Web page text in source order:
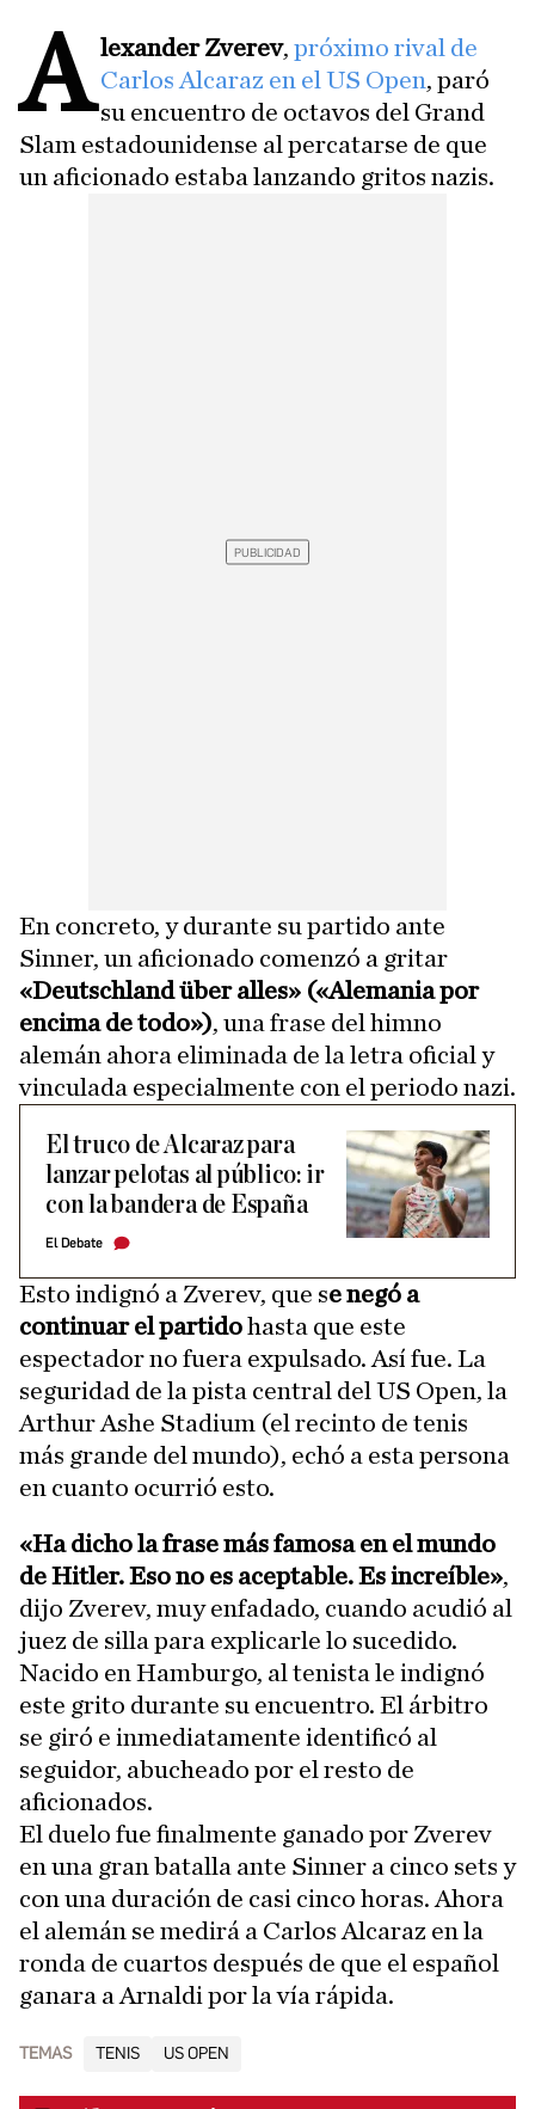
A lexander Zverev,próximo rival de
Carlos Alcaraz en el US Open, paró
su encuentro de octavos del Grand
Slam estadounidense al percatarse de que
un aficionado estaba lanzando gritos nazis.
En concreto, y durante su partido ante
Sinner, un aficionado comenzó a gritar
«Deutschland über alles» («Alemania por
encima de todo»), una frase del himno
alemán ahora eliminada de la letra oficial y
vinculada especialmente con el periodo nazi.
El truco de Alcaraz para
lanzar pelotas al público: ir
con la bandera de España
El Debate
Esto indignó a Zverev, que se negó a
continuar el partidohasta que este
espectador no fuera expulsado. Así fue. La
seguridad de la pista central del US Open, la
Arthur Ashe Stadium (el recinto de tenis
más grande del mundo), echó a esta persona
en cuanto ocurrió esto.
«Ha dicho la frase más famosa en el mundo
de Hitler. Eso no es aceptable. Es increíble»,
dijo Zverev, muy enfadado, cuando acudió al
juez de silla para explicarle lo sucedido.
Nacido en Hamburgo, al tenista le indignó
este grito durante su encuentro. El árbitro
se giró e inmediatamente identificó al
seguidor, abucheado por el resto de
aficionados.
El duelo fue finalmente ganado por Zverev
en una gran batalla ante Sinner a cinco sets y
con una duración de casi cinco horas. Ahora
el alemán se medirá a Carlos Alcaraz en la
ronda de cuartos después de que el español
ganara a Arnaldi por la vía rápida.
TEMAS TENIS US OPEN